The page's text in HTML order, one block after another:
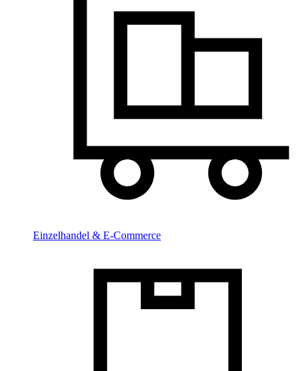
Einzelhandel & E-Commerce